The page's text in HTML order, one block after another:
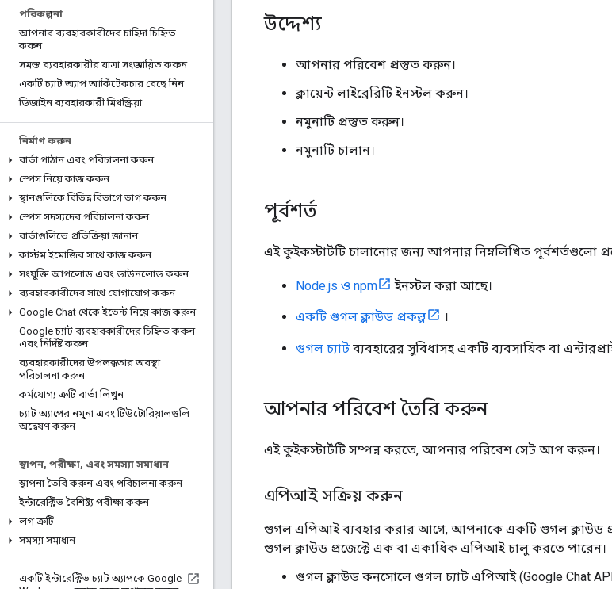
পরিকল্পনা
আপনার ব্যবহারকারীদের চাহিদা চিহ্নিত
করুন
সমস্ত ব্যবহারকারীর যাত্রা সংজ্ঞায়িত করুন
একটি চ্যাট অ্যাপ আর্কিটেকচার বেছে নিন
ডিজাইন ব্যবহারকারী মিথস্ক্রিয়া
নির্মাণ করুন
বার্তা পাঠান এবং পরিচালনা করুন
স্পেস নিয়ে কাজ করুন
স্থানগুলিকে বিভিন্ন বিভাগে ভাগ করুন
স্পেস সদস্যদের পরিচালনা করুন
বার্তাগুলিতে প্রতিক্রিয়া জানান
কাস্টম ইমোজির সাথে কাজ করুন
সংযুক্তি আপলোড এবং ডাউনলোড করুন
ব্যবহারকারীদের সাথে যোগাযোগ করুন
Google Chat থেকে ইভেন্ট নিয়ে কাজ করুন
Google চ্যাট ব্যবহারকারীদের চিহ্নিত করুন
এবং নির্দিষ্ট করুন
ব্যবহারকারীদের উপলব্ধতার অবস্থা
পরিচালনা করুন
কর্মযোগ্য ত্রুটি বার্তা লিখুন
চ্যাট অ্যাপের নমুনা এবং টিউটোরিয়ালগুলি
অন্বেষণ করুন
স্থাপন, পরীক্ষা, এবং সমস্যা সমাধান
স্থাপনা তৈরি করুন এবং পরিচালনা করুন
ইন্টারেক্টিভ বৈশিষ্ট্য পরীক্ষা করুন
লগ ত্রুটি
সমস্যা সমাধান
একটি ইন্টারেক্টিভ চ্যাট অ্যাপকে Google
উদ্দেশ্য
আপনার পরিবেশ প্রস্তুত করুন।
ক্লায়েন্ট লাইব্রেরিটি ইনস্টল করুন।
নমুনাটি প্রস্তুত করুন।
নমুনাটি চালান।
পূর্বশর্ত
এই কুইকস্টার্টটি চালানোর জন্য আপনার নিম্নলিখিত পূর্বশর্তগুলো
Node.js ও npm ইনস্টল করা আছে।
একটি গুগল ক্লাউড প্রকল্প ।
গুগল চ্যাট ব্যবহারের সুবিধাসহ একটি ব্যবসায়িক বা
আপনার পরিবেশ তৈরি করুন
এই কুইকস্টার্টটি সম্পন্ন করতে, আপনার পরিবেশ সেট আপ করুন।
এপিআই সক্রিয় করুন
গুগল এপিআই ব্যবহার করার আগে, আপনাকে একটি গুগল ক্লাউড
গুগল ক্লাউড প্রজেক্টে এক বা একাধিক এপিআই চালু করতে পারেন।
গুগল ক্লাউড কনসোলে গুগল চ্যাট এপিআই (Google Chat